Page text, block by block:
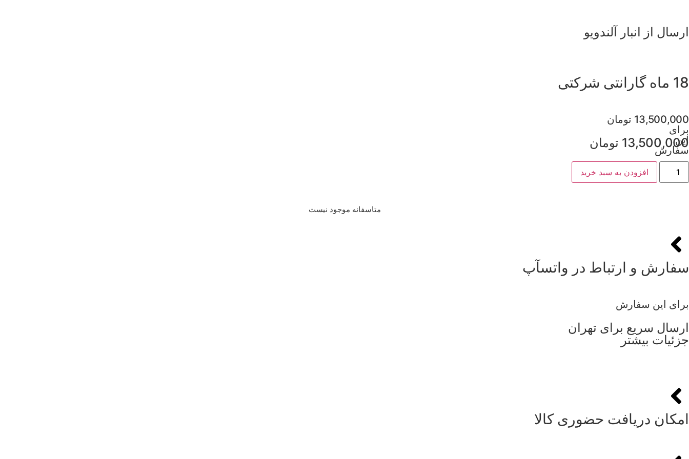
ارسال از انبار آلندویو
18 ماه گارانتی شرکتی
13,500,000 تومان
برای
این
سفارش
13,500,000 تومان
افزودن به سبد خرید
متاسفانه موجود نیست
سفارش و ارتباط در واتسآپ
برای این سفارش
ارسال سریع برای تهران
جزئیات بیشتر
امکان دریافت حضوری کالا